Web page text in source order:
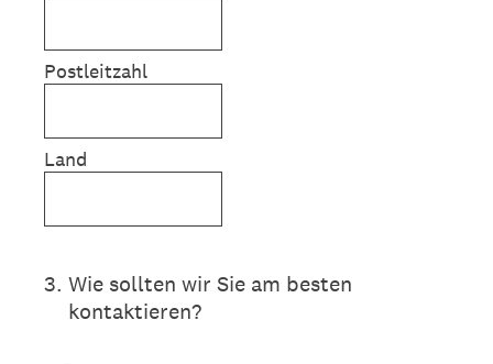
Postleitzahl
Land
3. Wie sollten wir Sie am besten
kontaktieren?